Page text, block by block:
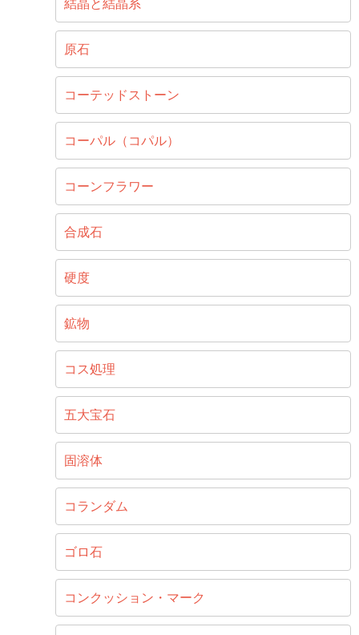
結晶と結晶系
原石
コーテッドストーン
コーパル（コパル）
コーンフラワー
合成石
硬度
鉱物
コス処理
五大宝石
固溶体
コランダム
ゴロ石
コンクッション・マーク